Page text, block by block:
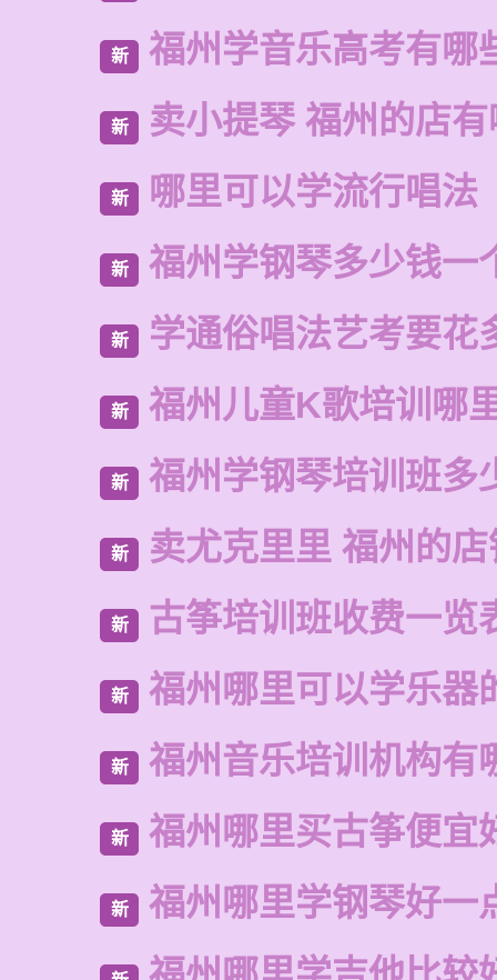
新 福州学音乐高考有哪
新 卖小提琴 福州的店
新 哪里可以学流行唱法
新 福州学钢琴多少钱一
新 学通俗唱法艺考要花
新 福州儿童K歌培训哪
新 福州学钢琴培训班多
新 卖尤克里里 福州的
新 古筝培训班收费一览
新 福州哪里可以学乐器
新 福州音乐培训机构有
新 福州哪里买古筝便宜
新 福州哪里学钢琴好一